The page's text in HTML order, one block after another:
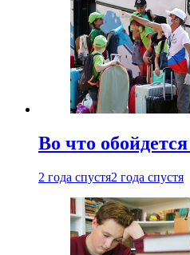
Во что
2 года спустя2 года спустя